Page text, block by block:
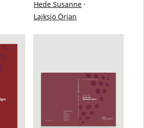
Hede Susanne ·
Lajksjö Örjan